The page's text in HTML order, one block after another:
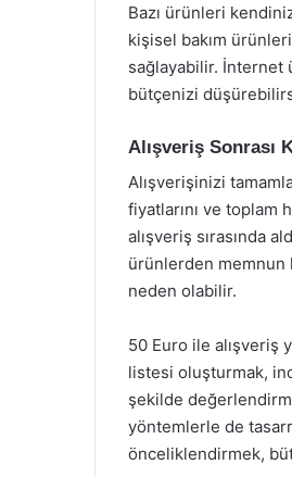
Bazı ürünleri
kişisel bakım
sağlayabilir.
bütçenizi
Alışveriş Sonrası
Alışverişinizi
fiyatlarını ve toplam
alışveriş sırasında
ürünlerden memnun
neden olabilir.
50 Euro ile alışveriş
listesi oluşturmak,
şekilde
yöntemlerle de
önceliklendirmek,